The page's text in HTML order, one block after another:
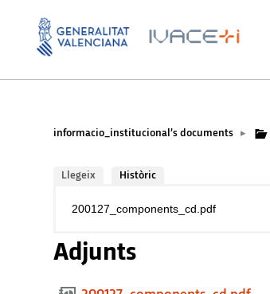
informacio_institucional’s documents ▸
Llegeix Històric
200127_components_cd.pdf
Adjunts